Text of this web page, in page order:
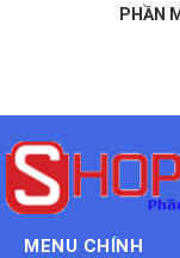
PHẦN
MENU CHÍNH